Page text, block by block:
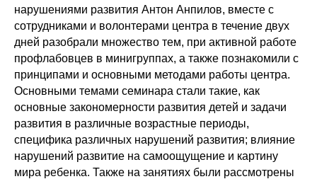
нарушениями развития Антон Анпилов, вместе с
сотрудниками и волонтерами центра в течение двух
дней разобрали множество тем, при активной работе
профлабовцев в минигруппах, а также познакомили с
принципами и основными методами работы центра.
Основными темами семинара стали такие, как
основные закономерности развития детей и задачи
развития в различные возрастные периоды,
специфика различных нарушений развития; влияние
нарушений развитие на самоощущение и картину
мира ребенка. Также на занятиях были рассмотрены